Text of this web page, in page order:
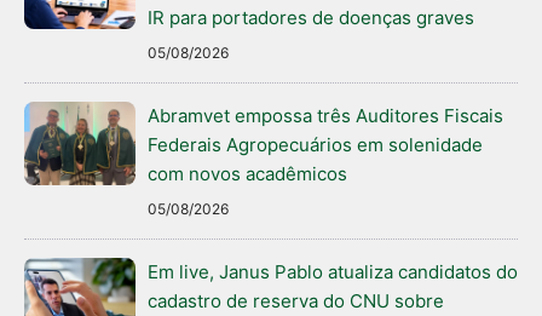
IR para portadores de doenças graves
05/08/2026
Abramvet empossa três Auditores Fiscais
Federais Agropecuários em solenidade
com novos acadêmicos
05/08/2026
Em live, Janus Pablo atualiza candidatos do
cadastro de reserva do CNU sobre